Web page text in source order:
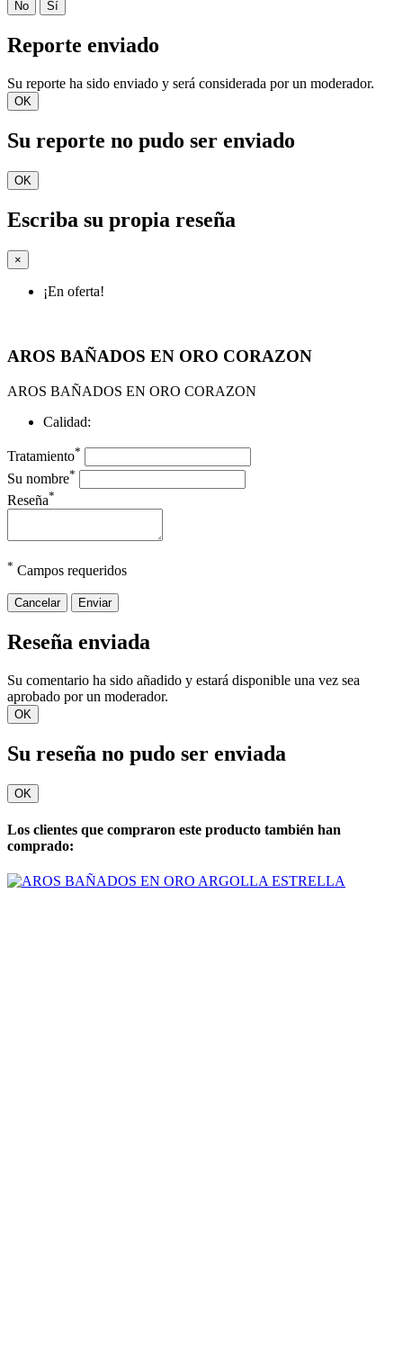
No Sí
Reporte enviado
Su reporte ha sido enviado y será considerada por un moderador.
OK
Su reporte no pudo ser enviado
OK
Escriba su propia reseña
×
¡En oferta!
AROS BAÑADOS EN ORO CORAZON
AROS BAÑADOS EN ORO CORAZON
Calidad:
Tratamiento*
Su nombre*
Reseña*
* Campos requeridos
Cancelar Enviar
Reseña enviada
Su comentario ha sido añadido y estará disponible una vez sea
aprobado por un moderador.
OK
Su reseña no pudo ser enviada
OK
Los clientes que compraron este producto también han
comprado: